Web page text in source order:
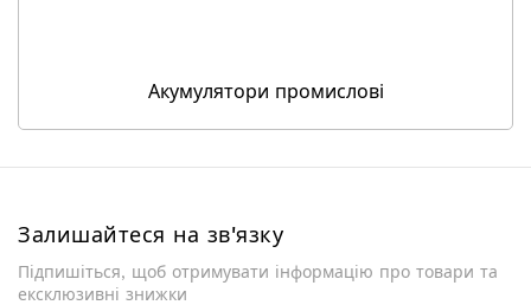
Акумулятори промислові
Залишайтеся на зв'язку
Підпишіться, щоб отримувати інформацію про товари та
ексклюзивні знижки